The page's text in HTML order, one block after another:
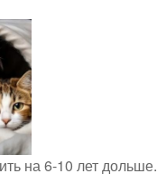
на 6-10 лет дольше.